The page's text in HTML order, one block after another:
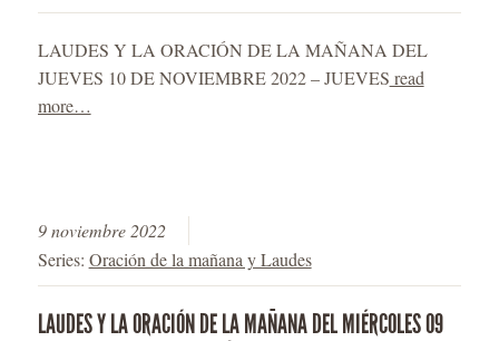
LAUDES Y LA ORACIÓN DE LA MAÑANA DEL
JUEVES 10 DE NOVIEMBRE 2022 – JUEVES read
more…
9 noviembre 2022
Series: Oración de la mañana y Laudes
LAUDES Y LA ORACIÓN DE LA MAÑANA DEL MIÉRCOLES 09